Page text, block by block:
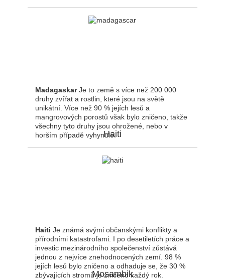
MadagaskarJe to země s více než 200 000
druhy zvířat a rostlin, které jsou na světě
unikátní. Více než 90 % jejích lesů a
mangrovových porostů však bylo zničeno, takže
všechny tyto druhy jsou ohrožené, nebo v
horším případě vyhynulé.
Haiti
Haiti Je známá svými občanskými konflikty a
přírodními katastrofami. I po desetiletích práce a
investic mezinárodního společenství zůstává
jednou z nejvíce znehodnocených zemí. 98 %
jejích lesů bylo zničeno a odhaduje se, že 30 %
zbývajících stromů je zničeno každý rok.
Mosambik